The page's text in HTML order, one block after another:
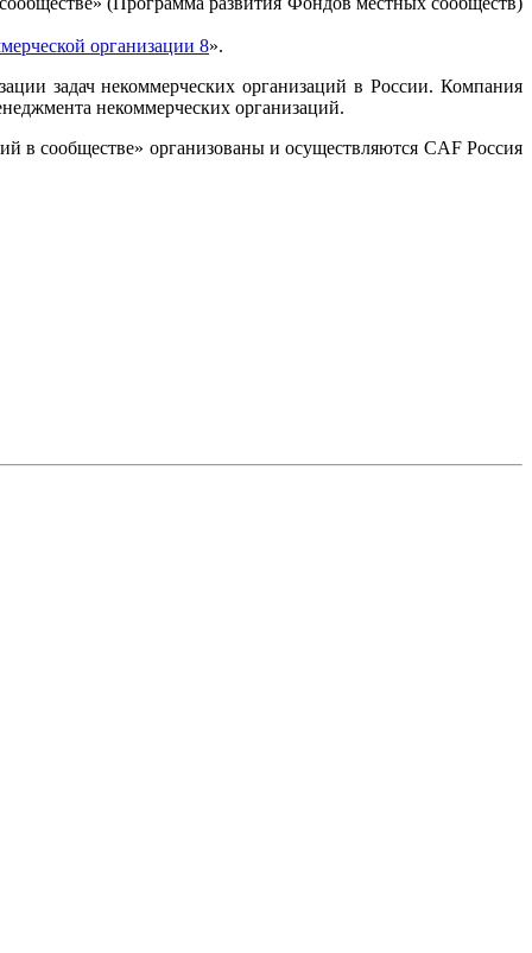
организации 8».
задач некоммерческих организаций в России. Компания
некоммерческих организаций.
в сообществе» организованы и осуществляются CAF Россия